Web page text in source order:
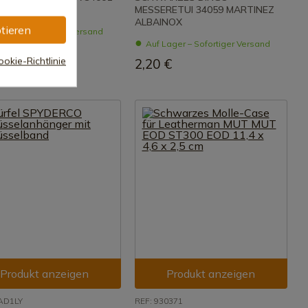
– Sofortiger Versand
MESSERETUI 34059 MARTINEZ
ALBAINOX
Auf Lager – Sofortiger Versand
2,20 €
Produkt anzeigen Produkt anzeigen
REF: 930371
Richtlinie